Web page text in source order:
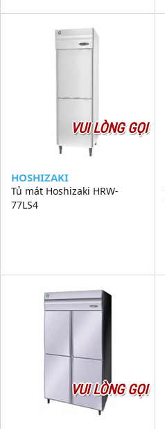
VUI LÒNG GỌI
HOSHIZAKI
Tủ mát Hoshizaki HRW-
77LS4
VUI LÒNG GỌI